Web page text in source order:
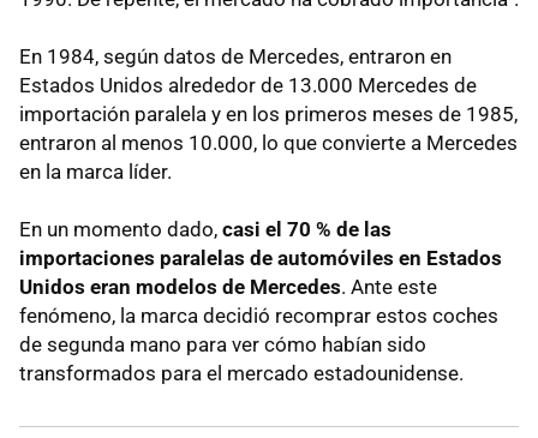
En 1984, según datos de Mercedes, entraron en
Estados Unidos alrededor de 13.000 Mercedes de
importación paralela y en los primeros meses de 1985,
entraron al menos 10.000, lo que convierte a Mercedes
en la marca líder.
En un momento dado, casi el 70 % de las
importaciones paralelas de automóviles en Estados
Unidos eran modelos de Mercedes. Ante este
fenómeno, la marca decidió recomprar estos coches
de segunda mano para ver cómo habían sido
transformados para el mercado estadounidense.